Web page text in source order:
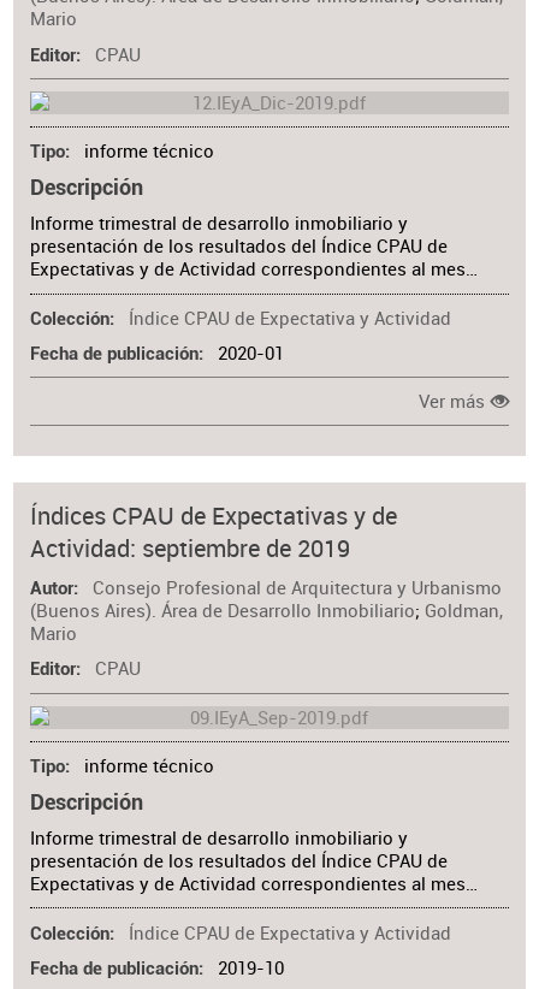
Mario
Editor CPAU
Tipo informe técnico
Descripción
Informe trimestral de desarrollo inmobiliario y
presentación de los resultados del Índice CPAU de
Expectativas y de Actividad correspondientes al mes…
Colección Índice CPAU de Expectativa y Actividad
Fecha de publicación 2020-01
Ver más
Índices CPAU de Expectativas y de
Actividad: septiembre de 2019
Autor
Consejo Profesional de Arquitectura y Urbanismo
(Buenos Aires). Área de Desarrollo Inmobiliario; Goldman,
Mario
Editor CPAU
Tipo informe técnico
Descripción
Informe trimestral de desarrollo inmobiliario y
presentación de los resultados del Índice CPAU de
Expectativas y de Actividad correspondientes al mes…
Colección Índice CPAU de Expectativa y Actividad
Fecha de publicación 2019-10